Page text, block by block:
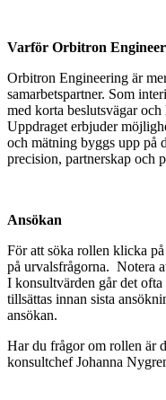
Varför Orbitron
Orbitron Engineering är
samarbetspartner. Som
med korta beslutsvägar
Uppdraget erbjuder
och mätning byggs upp på
precision, partnerskap och
Ansökan
För att söka rollen klicka
på urvalsfrågorna. Notera
I konsultvärden går det ofta
tillsättas innan sista
ansökan.
Har du frågor om rollen är
konsultchef Johanna